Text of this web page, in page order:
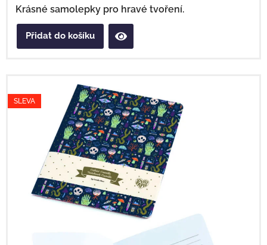
Krásné samolepky pro hravé tvoření.
Přidat do košíku
SLEVA